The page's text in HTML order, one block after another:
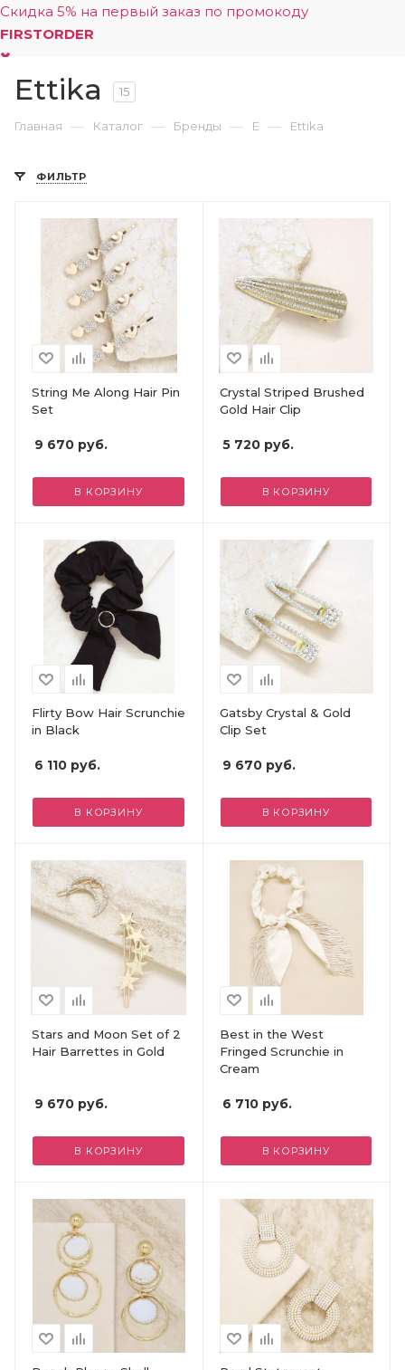
Скидка 5% на первый заказ по промокоду
FIRSTORDER
Ettika 15
Главная — Каталог — Бренды — E — Ettika
ФИЛЬТР
String Me Along Hair Pin
Set
9 670 руб.
В КОРЗИНУ
Crystal Striped Brushed
Gold Hair Clip
5 720руб.
В КОРЗИНУ
Flirty Bow Hair Scrunchie
in Black
6 110 руб.
В КОРЗИНУ
Gatsby Crystal & Gold
Clip Set
9 670руб.
В КОРЗИНУ
Stars and Moon Set of 2
Hair Barrettes in Gold
9 670 руб.
В КОРЗИНУ
Best in the West
Fringed Scrunchie in
Cream
6 710руб.
В КОРЗИНУ